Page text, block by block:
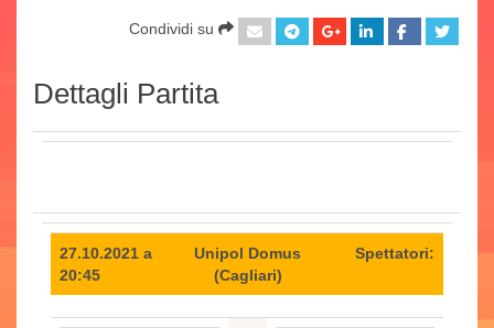
Condividi su
Dettagli Partita
27.10.2021 a
20:45
Unipol Domus
(Cagliari)
Spettatori: